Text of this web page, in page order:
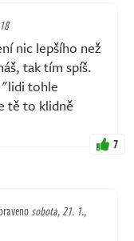
nic lepšího než
tak tím spíš.
tohle
tě to klidně
7
sobota, 21. 1.,